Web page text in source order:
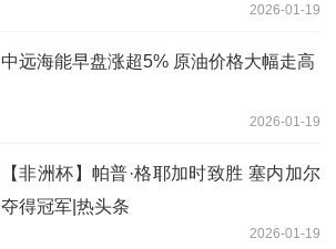
2026-01-19
中远海能早盘涨超5% 原油价格大幅走高
2026-01-19
【非洲杯】帕普·格耶加时致胜 塞内加尔
夺得冠军|热头条
2026-01-19